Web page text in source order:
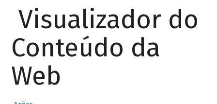
Visualizador do
Conteúdo da
Web